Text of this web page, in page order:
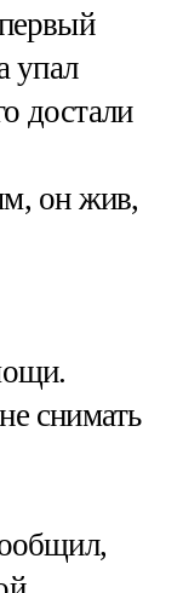
упал
достали
он жив,
снимать